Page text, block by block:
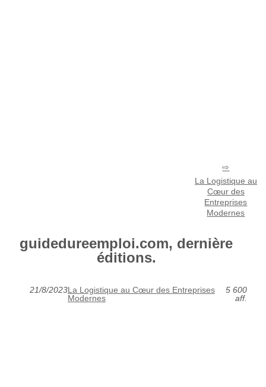
La Logistique au
Cœur des
Entreprises
Modernes
guidedureemploi.com, dernière
éditions.
21/8/2023La Logistique au Cœur des Entreprises
Modernes
5 600
aff.